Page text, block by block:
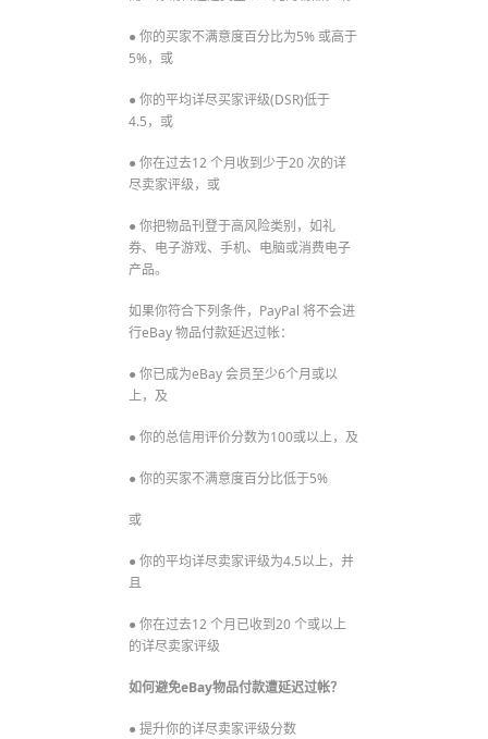
● 你的买家不满意度百分比为5% 或高于
5%，或
● 你的平均详尽买家评级(DSR)低于
4.5，或
● 你在过去12 个月收到少于20 次的详
尽卖家评级，或
● 你把物品刊登于高风险类别，如礼
券、电子游戏、手机、电脑或消费电子
产品。
如果你符合下列条件，PayPal 将不会进
行eBay 物品付款延迟过帐：
● 你已成为eBay 会员至少6个月或以
上，及
● 你的总信用评价分数为100或以上，及
● 你的买家不满意度百分比低于5%
或
● 你的平均详尽卖家评级为4.5以上，并
且
● 你在过去12 个月已收到20 个或以上
的详尽卖家评级
如何避免eBay物品付款遭延迟过帐？
● 提升你的详尽卖家评级分数